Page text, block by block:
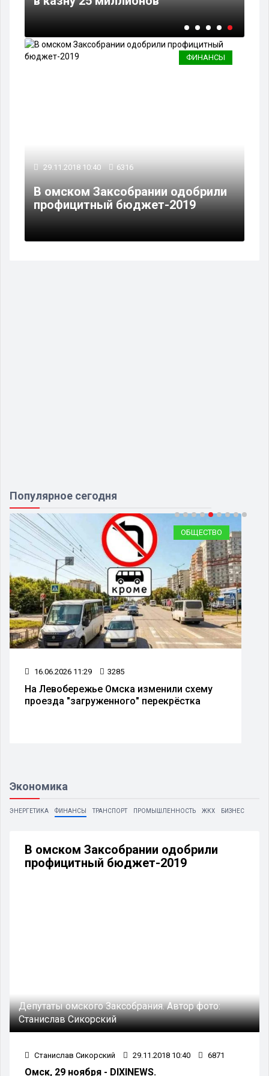
ФИНАНСЫ
29.11.2018 10:40 6316
В омском Заксобрании одобрили
профицитный бюджет-2019
Популярное сегодня
КРИМИНАЛ
30.06.2026 11:29 3248
Суд заключил под стражу шестую
обвиняемую в убийстве студента в Омске
Экономика
ЭНЕРГЕТИКА ФИНАНСЫ ТРАНСПОРТ ПРОМЫШЛЕННОСТЬ ЖКХ БИЗНЕС
В омском Заксобрании одобрили
профицитный бюджет-2019
Депутаты омского Заксобрания.Автор фото:
Станислав Сикорский
Станислав Сикорский 29.11.2018 10:40 6871
Омск, 29 ноября - DIXINEWS.